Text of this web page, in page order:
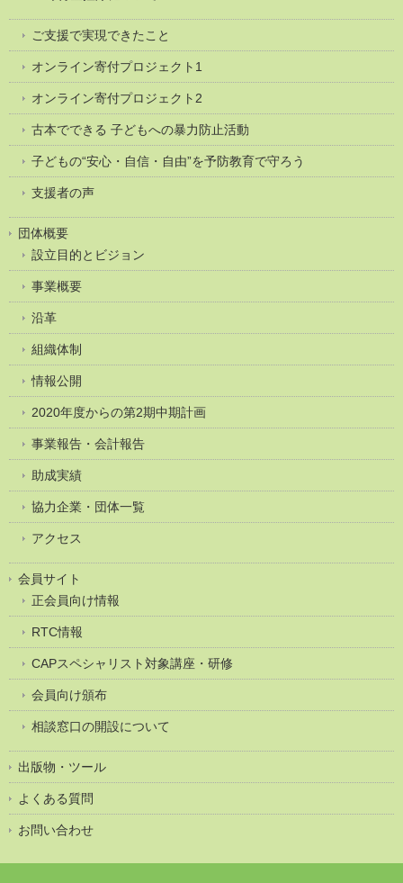
ご支援で実現できたこと
オンライン寄付プロジェクト1
オンライン寄付プロジェクト2
古本でできる 子どもへの暴力防止活動
子どもの“安心・自信・自由”を予防教育で守ろう
支援者の声
団体概要
設立目的とビジョン
事業概要
沿革
組織体制
情報公開
2020年度からの第2期中期計画
事業報告・会計報告
助成実績
協力企業・団体一覧
アクセス
会員サイト
正会員向け情報
RTC情報
CAPスペシャリスト対象講座・研修
会員向け頒布
相談窓口の開設について
出版物・ツール
よくある質問
お問い合わせ